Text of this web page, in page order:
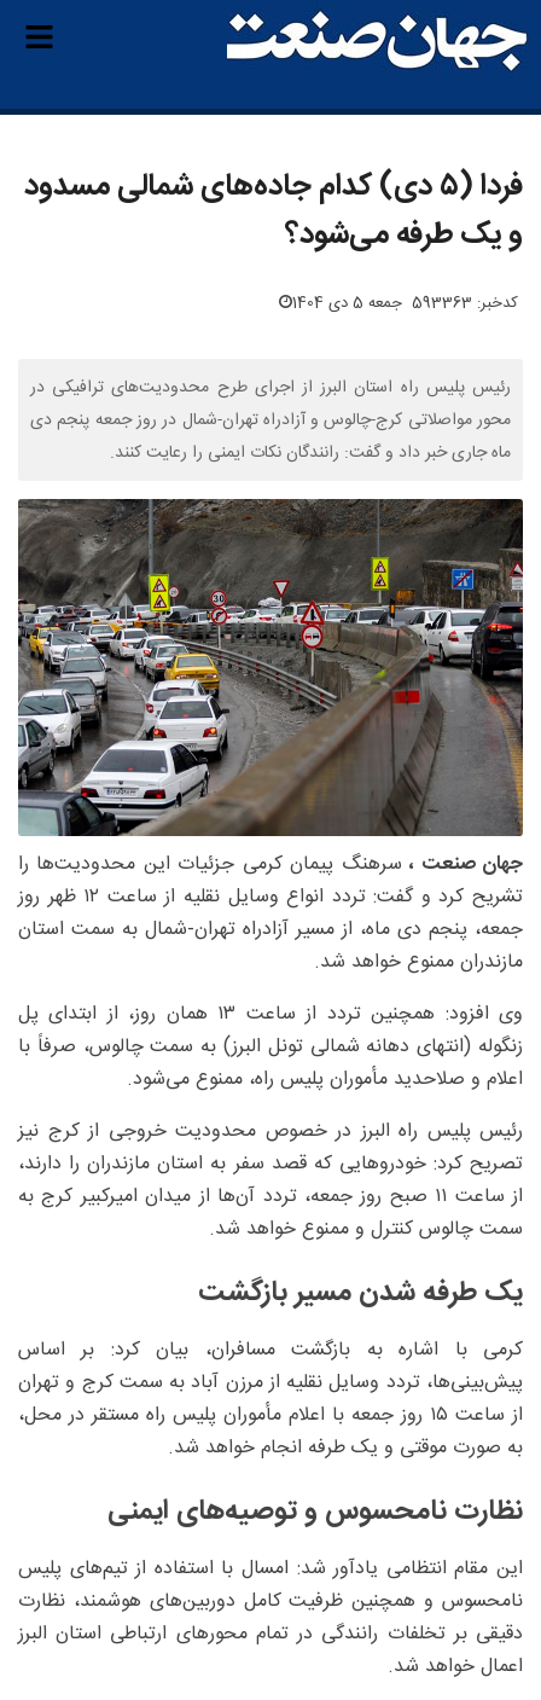
فردا (۵ دی) کدام جاده‌های شمالی مسدود
و یک طرفه می‌شود؟
کدخبر: 593363 جمعه 5 دی 1404
رئیس پلیس راه استان البرز از اجرای طرح محدودیت‌های ترافیکی در
محور مواصلاتی کرج-چالوس و آزادراه تهران-شمال در روز جمعه پنجم دی
ماه جاری خبر داد و گفت: رانندگان نکات ایمنی را رعایت کنند.
جهان صنعت ، سرهنگ پیمان کرمی جزئیات این محدودیت‌ها را
تشریح کرد و گفت: تردد انواع وسایل نقلیه از ساعت ۱۲ ظهر روز
جمعه، پنجم دی ماه، از مسیر آزادراه تهران-شمال به سمت استان
مازندران ممنوع خواهد شد.
وی افزود: همچنین تردد از ساعت ۱۳ همان روز، از ابتدای پل
زنگوله (انتهای دهانه شمالی تونل البرز) به سمت چالوس، صرفاً با
اعلام و صلاحدید مأموران پلیس راه، ممنوع می‌شود.
رئیس پلیس راه البرز در خصوص محدودیت خروجی از کرج نیز
تصریح کرد: خودروهایی که قصد سفر به استان مازندران را دارند،
از ساعت ۱۱ صبح روز جمعه، تردد آن‌ها از میدان امیرکبیر کرج به
سمت چالوس کنترل و ممنوع خواهد شد.
یک طرفه شدن مسیر بازگشت
کرمی با اشاره به بازگشت مسافران، بیان کرد: بر اساس
پیش‌بینی‌ها، تردد وسایل نقلیه از مرزن آباد به سمت کرج و تهران
از ساعت ۱۵ روز جمعه با اعلام مأموران پلیس راه مستقر در محل،
به صورت موقتی و یک طرفه انجام خواهد شد.
نظارت نامحسوس و توصیه‌های ایمنی
این مقام انتظامی یادآور شد: امسال با استفاده از تیم‌های پلیس
نامحسوس و همچنین ظرفیت کامل دوربین‌های هوشمند، نظارت
دقیقی بر تخلفات رانندگی در تمام محورهای ارتباطی استان البرز
اعمال خواهد شد.